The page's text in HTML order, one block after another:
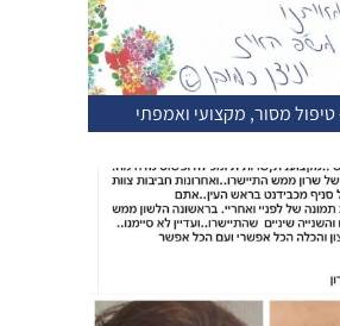
מסור, מקצועי ואמפתי